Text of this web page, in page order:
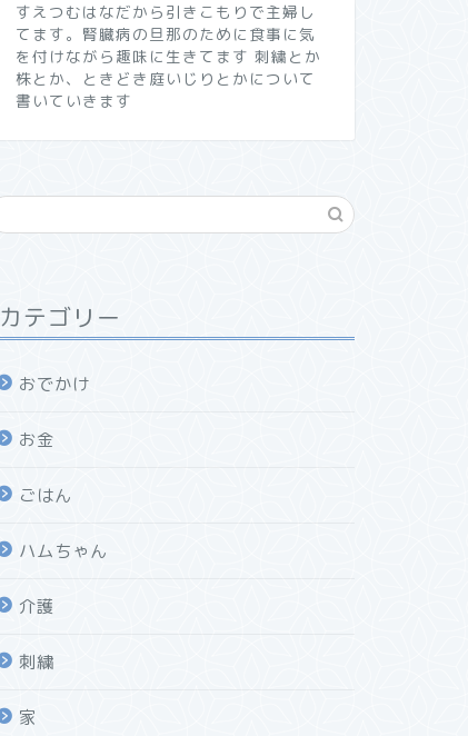
すえつむはなだから引きこもりで主婦し
てます。腎臓病の旦那のために食事に気
を付けながら趣味に生きてます 刺繍とか
株とか、ときどき庭いじりとかについて
書いていきます
カテゴリー
おでかけ
お金
ごはん
ハムちゃん
介護
刺繍
家